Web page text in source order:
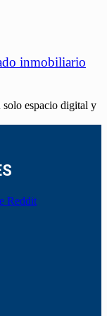
inmobiliario
solo espacio digital y
Reddit